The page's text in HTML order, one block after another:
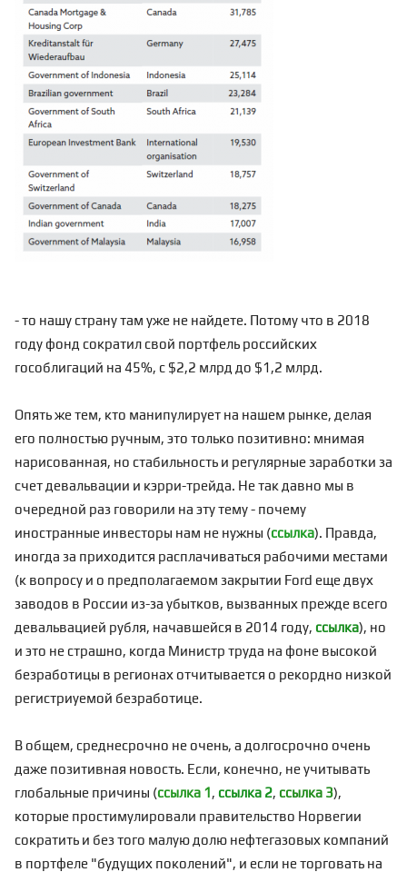
- то нашу страну там уже не найдете. Потому что в 2018
году фонд сократил свой портфель российских
гособлигаций на 45%, с $2,2 млрд до $1,2 млрд.
Опять же тем, кто манипулирует на нашем рынке, делая
его полностью ручным, это только позитивно: мнимая
нарисованная, но стабильность и регулярные заработки за
счет девальвации и кэрри-трейда. Не так давно мы в
очередной раз говорили на эту тему - почему
иностранные инвесторы нам не нужны (ссылка). Правда,
иногда за приходится расплачиваться рабочими местами
(к вопросу и о предполагаемом закрытии Ford еще двух
заводов в России из-за убытков, вызванных прежде всего
девальвацией рубля, начавшейся в 2014 году, ссылка), но
и это не страшно, когда Министр труда на фоне высокой
безработицы в регионах отчитывается о рекордно низкой
регистриуемой безработице.
В общем, среднесрочно не очень, а долгосрочно очень
даже позитивная новость. Если, конечно, не учитывать
глобальные причины (ссылка 1, ссылка 2, ссылка 3),
которые простимулировали правительство Норвегии
сократить и без того малую долю нефтегазовых компаний
в портфеле "будущих поколений", и если не торговать на